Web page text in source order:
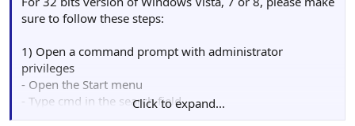
sure to follow these steps:
1) Open a command prompt with administrator
privileges
- Open the Start menu
- Type cmd in the search field
- Right click on the command prompt icon and select
Click to expand...